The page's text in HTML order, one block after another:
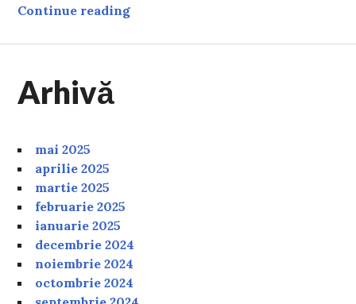
Continue readingHoroscop 20 februarie 2025.
Arhivă
mai 2025
aprilie 2025
martie 2025
februarie 2025
ianuarie 2025
decembrie 2024
noiembrie 2024
octombrie 2024